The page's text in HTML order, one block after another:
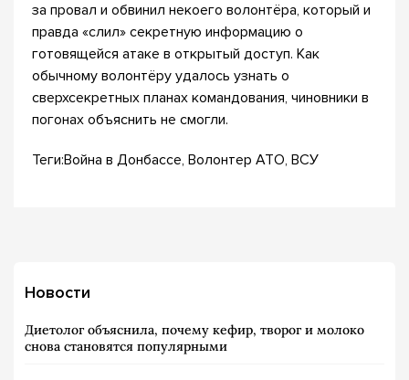
за провал и обвинил некоего волонтёра, который и
правда «слил» секретную информацию о
готовящейся атаке в открытый доступ. Как
обычному волонтёру удалось узнать о
сверхсекретных планах командования, чиновники в
погонах объяснить не смогли.
Теги:Война в Донбассе, Волонтер АТО, ВСУ
Новости
Диетолог объяснила, почему кефир, творог и молоко
снова становятся популярными